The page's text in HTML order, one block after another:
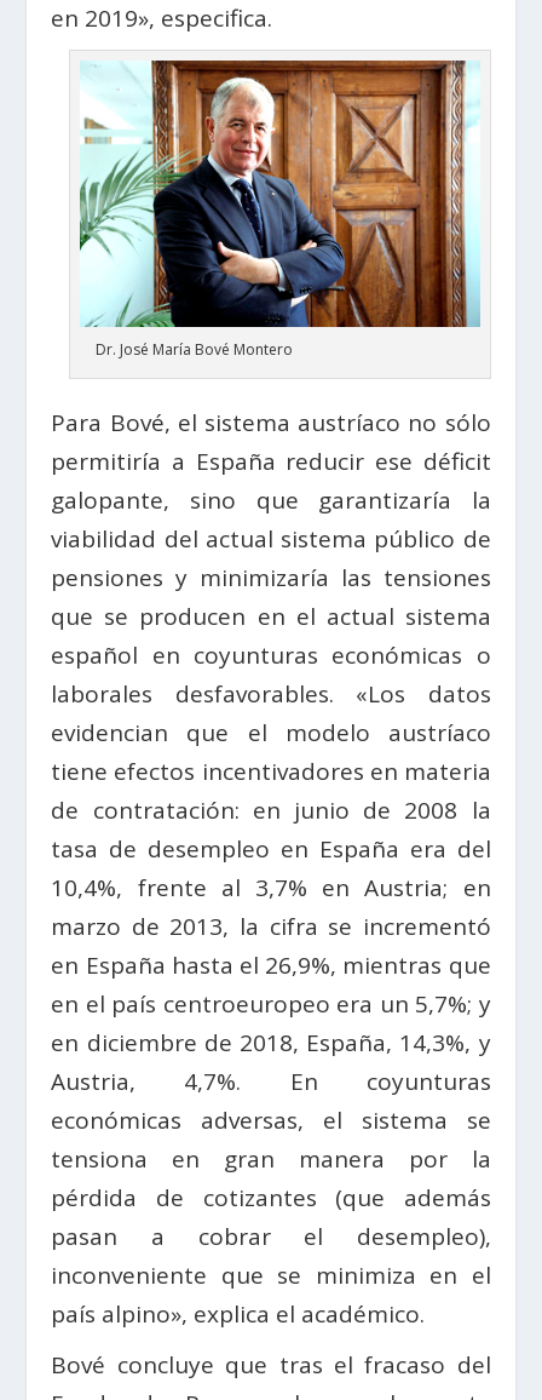
en 2019», especifica.
Dr. José María Bové Montero
Para Bové, el sistema austríaco no sólo
permitiría a España reducir ese déficit
galopante, sino que garantizaría la
viabilidad del actual sistema público de
pensiones y minimizaría las tensiones
que se producen en el actual sistema
español en coyunturas económicas o
laborales desfavorables. «Los datos
evidencian que el modelo austríaco
tiene efectos incentivadores en materia
de contratación: en junio de 2008 la
tasa de desempleo en España era del
10,4%, frente al 3,7% en Austria; en
marzo de 2013, la cifra se incrementó
en España hasta el 26,9%, mientras que
en el país centroeuropeo era un 5,7%; y
en diciembre de 2018, España, 14,3%, y
Austria, 4,7%. En coyunturas
económicas adversas, el sistema se
tensiona en gran manera por la
pérdida de cotizantes (que además
pasan a cobrar el desempleo),
inconveniente que se minimiza en el
país alpino», explica el académico.
Bové concluye que tras el fracaso del